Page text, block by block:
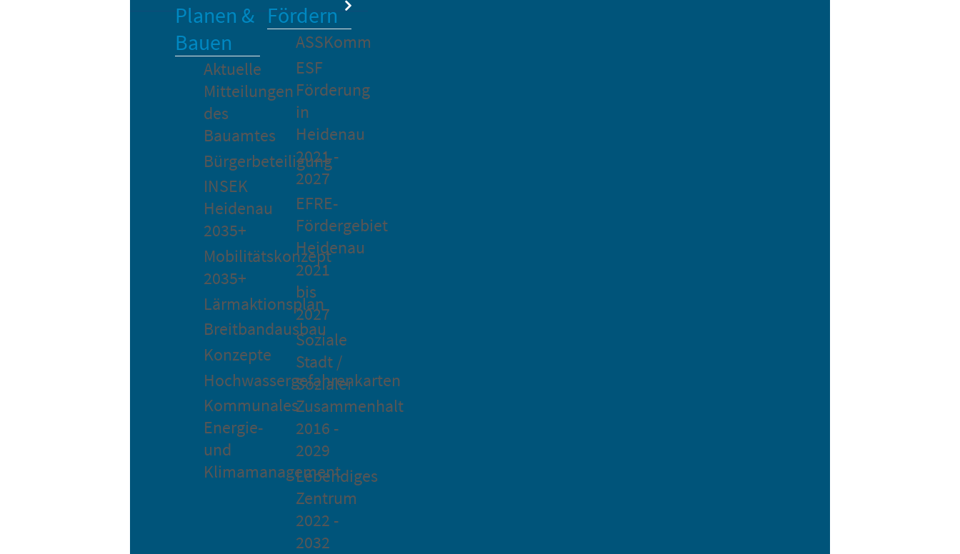
Planen &
Bauen
Aktuelle
Mitteilungen
des
Bauamtes
Bürgerbeteiligung
INSEK
Heidenau
2035+
Mobilitätskonzept
2035+
Lärmaktionsplan
Breitbandausbau
Konzepte
Hochwassergefahrenkarten
Kommunales
Energie-
und
Klimamanagement
Fördern
ASSKomm
ESF
Förderung
in
Heidenau
2021 -
2027
EFRE-
Fördergebiet
Heidenau
2021
bis
2027
Soziale
Stadt /
Sozialer
Zusammenhalt
2016 -
2029
Lebendiges
Zentrum
2022 -
2032